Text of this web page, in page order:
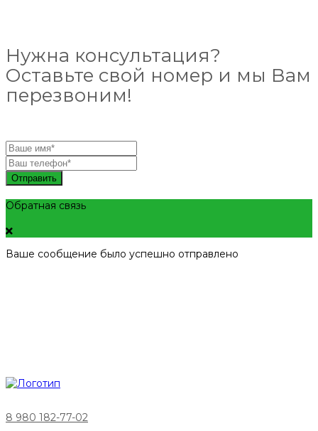
Нужна консультация?
Оставьте свой номер и мы Вам
перезвоним!
Отправить
Обратная связь
Ваше сообщение было успешно отправлено
8 980 182-77-02